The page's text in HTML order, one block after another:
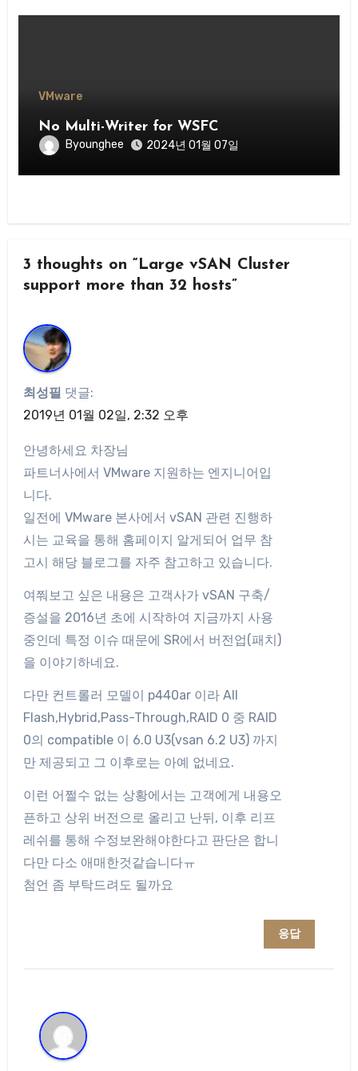
VMware
No Multi-Writer for WSFC
Byounghee 2024년 01월 07일
3 thoughts on “Large vSAN Cluster
support more than 32 hosts”
최성필 댓글:
2019년 01월 02일, 2:32 오후
안녕하세요 차장님
파트너사에서 VMware 지원하는 엔지니어입
니다.
일전에 VMware 본사에서 vSAN 관련 진행하
시는 교육을 통해 홈페이지 알게되어 업무 참
고시 해당 블로그를 자주 참고하고 있습니다.
여쭤보고 싶은 내용은 고객사가 vSAN 구축/
증설을 2016년 초에 시작하여 지금까지 사용
중인데 특정 이슈 때문에 SR에서 버전업(패치)
을 이야기하네요.
다만 컨트롤러 모델이 p440ar 이라 All
Flash,Hybrid,Pass-Through,RAID 0 중 RAID
0의 compatible 이 6.0 U3(vsan 6.2 U3) 까지
만 제공되고 그 이후로는 아예 없네요.
이런 어쩔수 없는 상황에서는 고객에게 내용오
픈하고 상위 버전으로 올리고 난뒤, 이후 리프
레쉬를 통해 수정보완해야한다고 판단은 합니
다만 다소 애매한것같습니다ㅠ
첨언 좀 부탁드려도 될까요
응답